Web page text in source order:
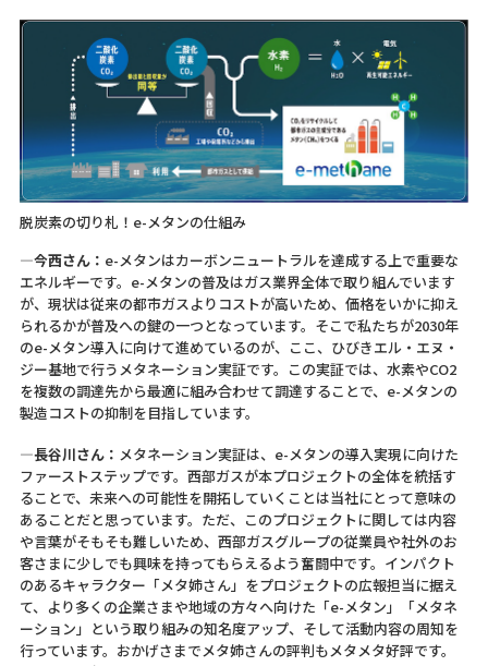
脱炭素の切り札！e-メタンの仕組み
―今西さん： e-メタンはカーボンニュートラルを達成する上で重要な
エネルギーです。e-メタンの普及はガス業界全体で取り組んでいます
が、現状は従来の都市ガスよりコストが高いため、価格をいかに抑え
られるかが普及への鍵の一つとなっています。そこで私たちが2030年
のe-メタン導入に向けて進めているのが、ここ、ひびきエル・エヌ・
ジー基地で行うメタネーション実証です。この実証では、水素やCO2
を複数の調達先から最適に組み合わせて調達することで、e-メタンの
製造コストの抑制を目指しています。
―長谷川さん： メタネーション実証は、e-メタンの導入実現に向けた
ファーストステップです。西部ガスが本プロジェクトの全体を統括す
ることで、未来への可能性を開拓していくことは当社にとって意味の
あることだと思っています。ただ、このプロジェクトに関しては内容
や言葉がそもそも難しいため、西部ガスグループの従業員や社外のお
客さまに少しでも興味を持ってもらえるよう奮闘中です。インパクト
のあるキャラクター「メタ姉さん」をプロジェクトの広報担当に据え
て、より多くの企業さまや地域の方々へ向けた「e-メタン」「メタネ
ーション」という取り組みの知名度アップ、そして活動内容の周知を
行っています。おかげさまでメタ姉さんの評判もメタメタ好評です。